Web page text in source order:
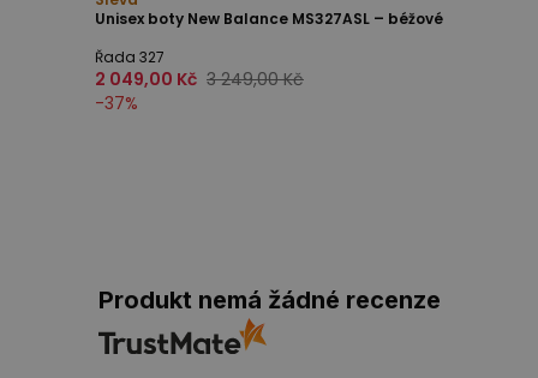
Unisex boty New Balance MS327ASL – béžové
Řada 327
2 049,00 Kč 3 249,00 Kč
-37%
Produkt nemá žádné recenze